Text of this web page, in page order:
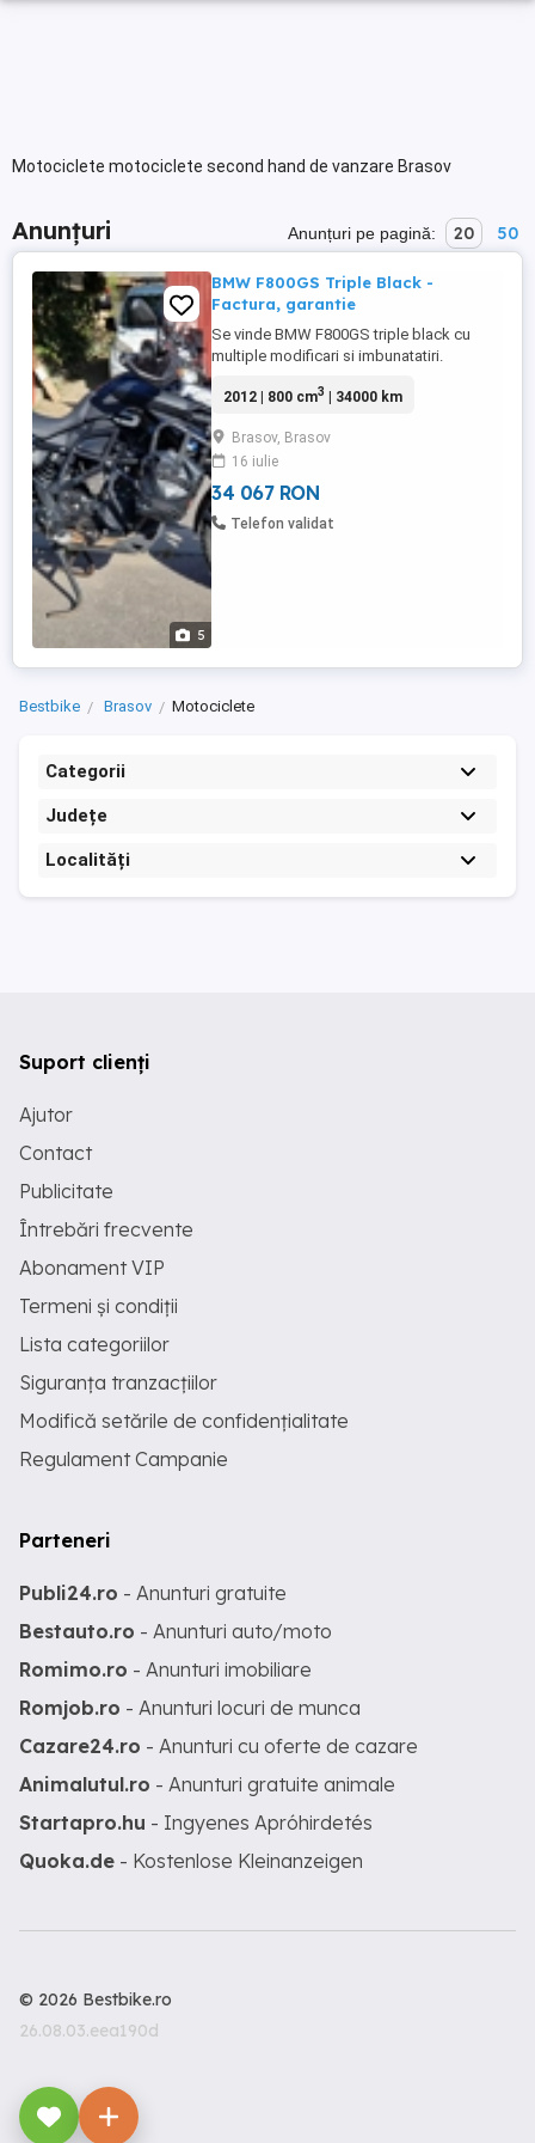
Motociclete motociclete second hand de vanzare Brasov
Anunțuri Anunțuri pe pagină: 20 50
5
BMW F800GS Triple Black -
Factura, garantie
Se vinde BMW F800GS triple black cu
multiple modificari si imbunatatiri.
factura, motocicleta este pe firma.
Modificari de peste 3500 EUR - Suspensie
fata Andreani Missano Performance
46mm - ( Arcuri custom, reglaj ...
2012 | 800 cm3 | 34000 km
Brasov, Brasov
16 iulie
34 067 RON
Telefon validat
Bestbike Brasov Motociclete
Categorii
Județe
Localități
Suport clienți
Ajutor
Contact
Publicitate
Întrebări frecvente
Abonament VIP
Termeni și condiții
Lista categoriilor
Siguranța tranzacțiilor
Modifică setările de confidențialitate
Regulament Campanie
Parteneri
Publi24.ro - Anunturi gratuite
Bestauto.ro - Anunturi auto/moto
Romimo.ro - Anunturi imobiliare
Romjob.ro - Anunturi locuri de munca
Cazare24.ro - Anunturi cu oferte de cazare
Animalutul.ro - Anunturi gratuite animale
Startapro.hu - Ingyenes Apróhirdetés
Quoka.de - Kostenlose Kleinanzeigen
© 2026 Bestbike.ro
26.08.03.eea190d